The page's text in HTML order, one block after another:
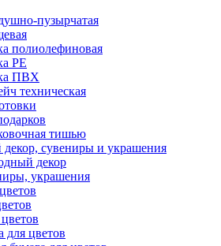
пузырчатая
полиолефиновая
PE
ПВХ
техническая
тишью
сувениры и украшения
декор
украшения
для цветов